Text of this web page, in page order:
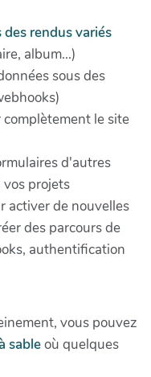
des rendus variés
album...)
sous des
le site
d'autres
projets
activer de nouvelles
des parcours de
authentification
vous pouvez
sableoù quelques